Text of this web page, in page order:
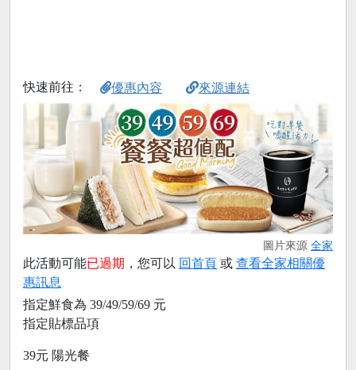
快速前往： 優惠內容 來源連結
圖片來源 全家
此活動可能已過期 ，您可以 回首頁 或 查看全家相關優
惠訊息
指定鮮食為 39/49/59/69 元
指定貼標品項
39元 陽光餐